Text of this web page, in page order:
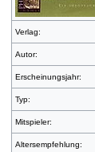
Verlag:
Autor:
Erscheinungsjahr:
Typ:
Mitspieler:
Altersempfehlung: